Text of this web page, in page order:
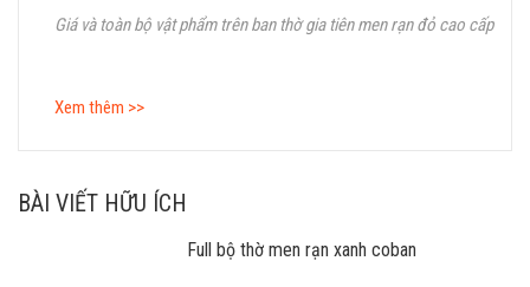
Giá và toàn bộ vật phẩm trên ban thờ gia tiên men rạn đỏ cao cấp
Xem thêm >>
BÀI VIẾT HỮU ÍCH
Full bộ thờ men rạn xanh coban